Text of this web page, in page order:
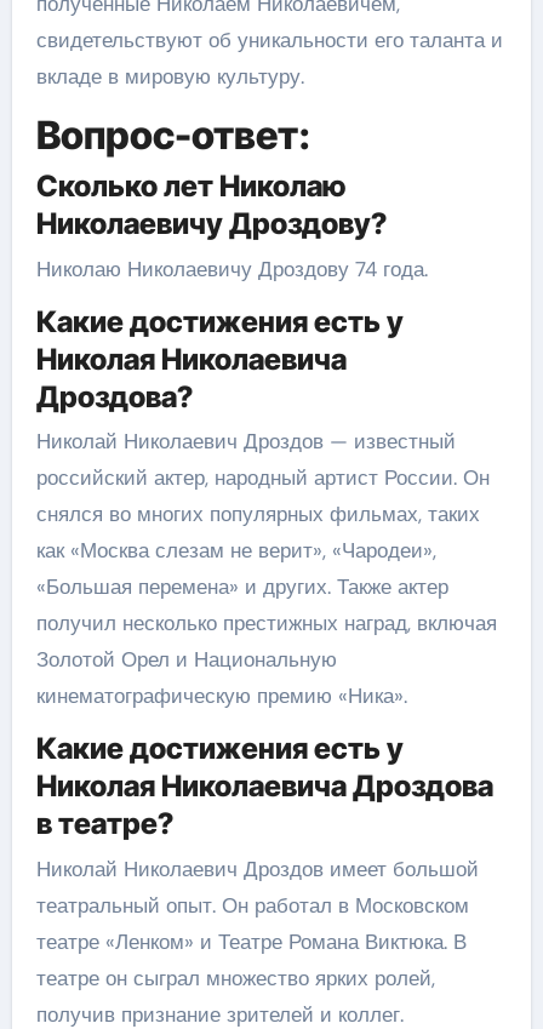
свидетельствуют об уникальности его таланта и
вкладе в мировую культуру.
Вопрос-ответ:
Сколько лет Николаю
Николаевичу Дроздову?
Николаю Николаевичу Дроздову 74 года.
Какие достижения есть у
Николая Николаевича
Дроздова?
Николай Николаевич Дроздов — известный
российский актер, народный артист России. Он
снялся во многих популярных фильмах, таких
как «Москва слезам не верит», «Чародеи»,
«Большая перемена» и других. Также актер
получил несколько престижных наград, включая
Золотой Орел и Национальную
кинематографическую премию «Ника».
Какие достижения есть у
Николая Николаевича Дроздова
в театре?
Николай Николаевич Дроздов имеет большой
театральный опыт. Он работал в Московском
театре «Ленком» и Театре Романа Виктюка. В
театре он сыграл множество ярких ролей,
получив признание зрителей и коллег.